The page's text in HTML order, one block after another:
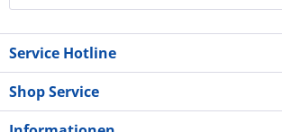
Service Hotline
Shop Service